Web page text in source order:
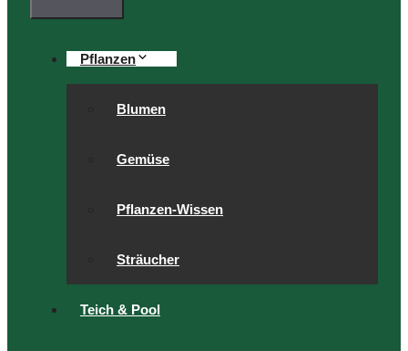
Pflanzen
Blumen
Gemüse
Pflanzen-Wissen
Sträucher
Teich & Pool